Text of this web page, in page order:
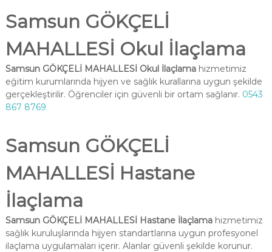
Samsun GÖKÇELİ
MAHALLESİ Okul İlaçlama
Samsun GÖKÇELİ MAHALLESİ Okul İlaçlamahizmetimiz
eğitim kurumlarında hijyen ve sağlık kurallarına uygun şekilde
gerçekleştirilir. Öğrenciler için güvenli bir ortam sağlanır. 0543
867 8769
Samsun GÖKÇELİ
MAHALLESİ Hastane
İlaçlama
Samsun GÖKÇELİ MAHALLESİ Hastane İlaçlamahizmetimiz
sağlık kuruluşlarında hijyen standartlarına uygun profesyonel
ilaçlama uygulamaları içerir. Alanlar güvenli şekilde korunur.